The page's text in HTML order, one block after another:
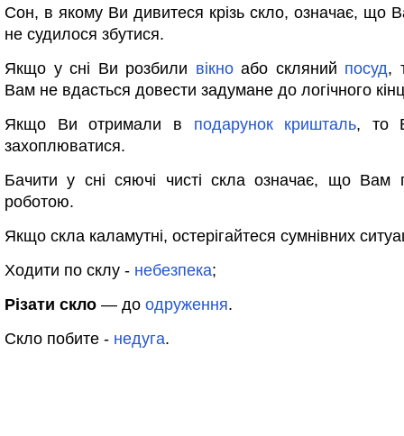
Сон, в якому Ви дивитеся крізь скло, означає, що
не судилося збутися.
Якщо у сні Ви розбили вікноабо скляний посуд,
Вам не вдасться довести задумане до логічного
Якщо Ви отримали в подарунок кришталь, то
захоплюватися.
Бачити у сні сяючі чисті скла означає, що Вам
роботою.
Якщо скла каламутні, остерігайтеся сумнівних
Ходити по склу - небезпека;
Різати скло — до одруження.
Скло побите - недуга.